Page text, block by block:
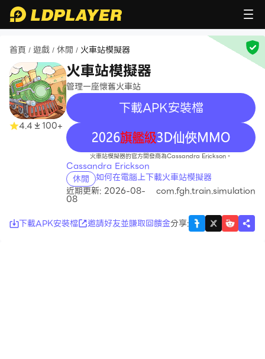
首頁 / 遊戲 / 休閒 / 火車站模擬器
4.4 100+
火車站模擬器
管理一座懷舊火車站
下載APK安裝檔
recommend
火車站模擬器的官方開發商為Cassandra Erickson。
Cassandra Erickson
休閒 如何在電腦上下載火車站模擬器
近期更新: 2026-08-
08
com.fgh.train.simulation
下載APK安裝檔 邀請好友並賺取回饋金分享: